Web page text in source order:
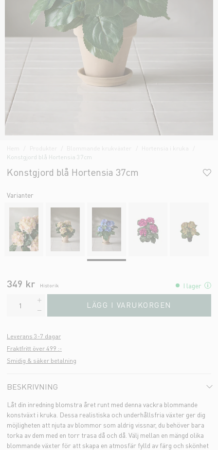
Hem Produkter Blommande krukväxter
Hortensia i kruka
Konstgjord blå Hortensia 37cm
Konstgjord blå Hortensia 37cm
Varianter
349 kr Historik I lager
LÄGG I VARUKORGEN
Leverans 3-7 dagar
Fraktfritt över 499 :-
Smidig & säker betalning
BESKRIVNING
Låt din inredning blomstra året runt med denna vackra blommande
konstväxt i kruka. Dessa realistiska och underhållsfria växter ger dig
möjligheten att njuta av blommor som aldrig vissnar, du behöver bara
torka av dem med en torr trasa då och då. Välj mellan en mängd olika
blommande växter för att skapa en atmosfär fylld av färg och skönhet